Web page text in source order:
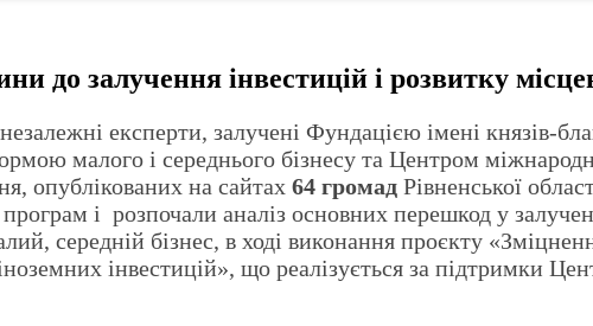
до залучення інвестицій і розвитку
експерти, залучені Фундацією імені князів-
малого і середнього бізнесу та Центром
опублікованих на сайтах 64 громад Рівненської
і розпочали аналіз основних перешкод у
середній бізнес, в ході виконання проєкту
інвестицій», що реалізується за підтримки